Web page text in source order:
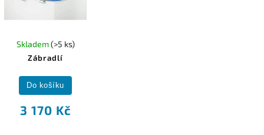
Zábradlí
Skladem(>5 ks)
3 170 Kč
Do košíku